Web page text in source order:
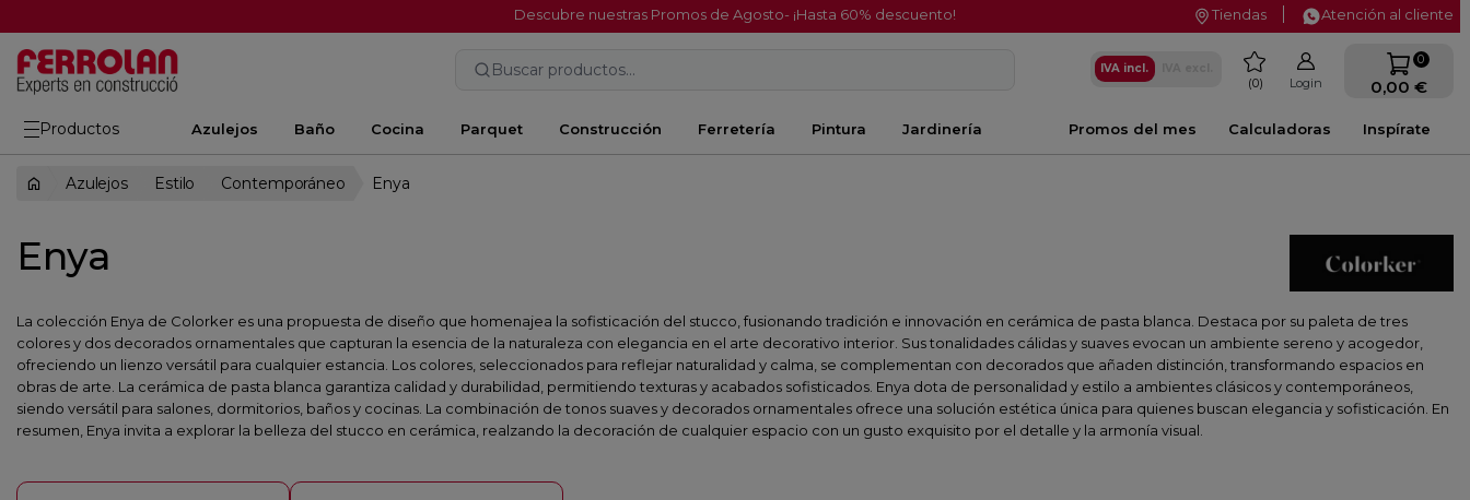
Descubre nuestras Promos de Agosto- ¡Hasta 60% descuento! Tiendas Atención al cliente
Buscar productos... IVA incl. favorite
0 Login
0
0,00 €
Productos Azulejos Baño Cocina Parquet Construcción Ferretería Pintura Jardinería Inspírate
Calculadoras
Promos del mes
Azulejos Estilo Contemporáneo Enya
Enya
La colección Enya de Colorker es una propuesta de diseño que homenajea la sofisticación del stucco, fusionando tradición e innovación en cerámica de pasta blanca. Destaca por su paleta de tres
colores y dos decorados ornamentales que capturan la esencia de la naturaleza con elegancia en el arte decorativo interior. Sus tonalidades cálidas y suaves evocan un ambiente sereno y acogedor,
ofreciendo un lienzo versátil para cualquier estancia. Los colores, seleccionados para reflejar naturalidad y calma, se complementan con decorados que añaden distinción, transformando espacios en
obras de arte. La cerámica de pasta blanca garantiza calidad y durabilidad, permitiendo texturas y acabados sofisticados. Enya dota de personalidad y estilo a ambientes clásicos y contemporáneos,
siendo versátil para salones, dormitorios, baños y cocinas. La combinación de tonos suaves y decorados ornamentales ofrece una solución estética única para quienes buscan elegancia y sofisticación. En
resumen, Enya invita a explorar la belleza del stucco en cerámica, realzando la decoración de cualquier espacio con un gusto exquisito por el detalle y la armonía visual.